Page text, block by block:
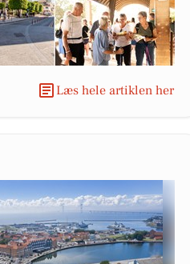
Læs hele artiklen her